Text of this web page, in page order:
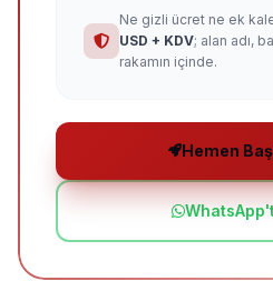
Ne gizli ücret ne ek
USD + KDV; alan adı,
rakamın içinde.
Hemen